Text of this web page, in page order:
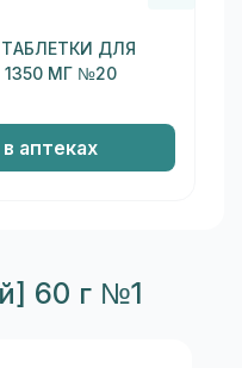
ДЛЯ
МГ №20
аптеках
60 г №1